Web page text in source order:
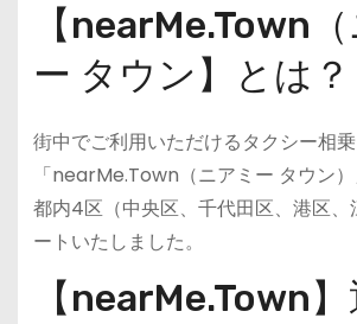
【nearMe.Town（
ー タウン】とは？
街中でご利用いただけるタクシー相乗
「nearMe.Town（ニアミー タウン）
都内4区（中央区、千代田区、港区、
ートいたしました。
【nearMe.Town